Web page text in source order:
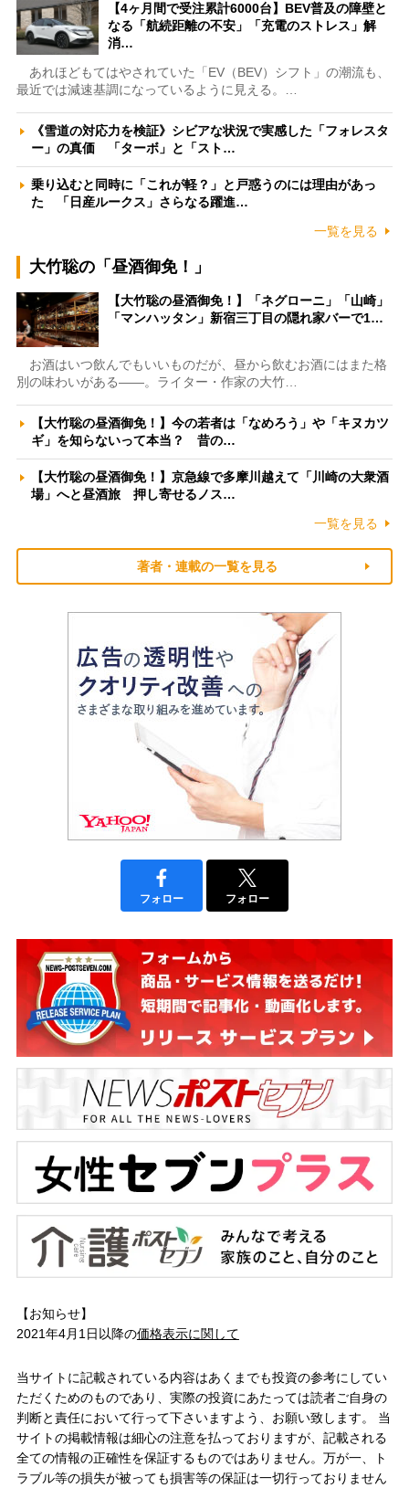
【4ヶ月間で受注累計6000台】BEV普及の障壁と
なる「航続距離の不安」「充電のストレス」解
消…
あれほどもてはやされていた「EV（BEV）シフト」の潮流も、
最近では減速基調になっているように見える。…
《雪道の対応力を検証》シビアな状況で実感した「フォレスタ
ー」の真価 「ターボ」と「スト…
乗り込むと同時に「これが軽？」と戸惑うのには理由があっ
た 「日産ルークス」さらなる躍進…
一覧を見る
大竹聡の「昼酒御免！」
【大竹聡の昼酒御免！】「ネグローニ」「山崎」
「マンハッタン」新宿三丁目の隠れ家バーで1…
お酒はいつ飲んでもいいものだが、昼から飲むお酒にはまた格
別の味わいがある――。ライター・作家の大竹…
【大竹聡の昼酒御免！】今の若者は「なめろう」や「キヌカツ
ギ」を知らないって本当？ 昔の…
【大竹聡の昼酒御免！】京急線で多摩川越えて「川崎の大衆酒
場」へと昼酒旅 押し寄せるノス…
一覧を見る
著者・連載の一覧を見る
フォロー フォロー
【お知らせ】
2021年4月1日以降の価格表示に関して
当サイトに記載されている内容はあくまでも投資の参考にしてい
ただくためのものであり、実際の投資にあたっては読者ご自身の
判断と責任において行って下さいますよう、お願い致します。 当
サイトの掲載情報は細心の注意を払っておりますが、記載される
全ての情報の正確性を保証するものではありません。万が一、ト
ラブル等の損失が被っても損害等の保証は一切行っておりません